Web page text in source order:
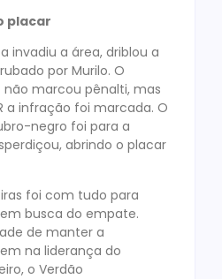
placar
invadiu a área, driblou a
por Murilo. O
marcou pênalti, mas
a infração foi marcada. O
negro foi para a
abrindo o placar
foi com tudo para
busca do empate.
de manter a
na liderança do
o Verdão